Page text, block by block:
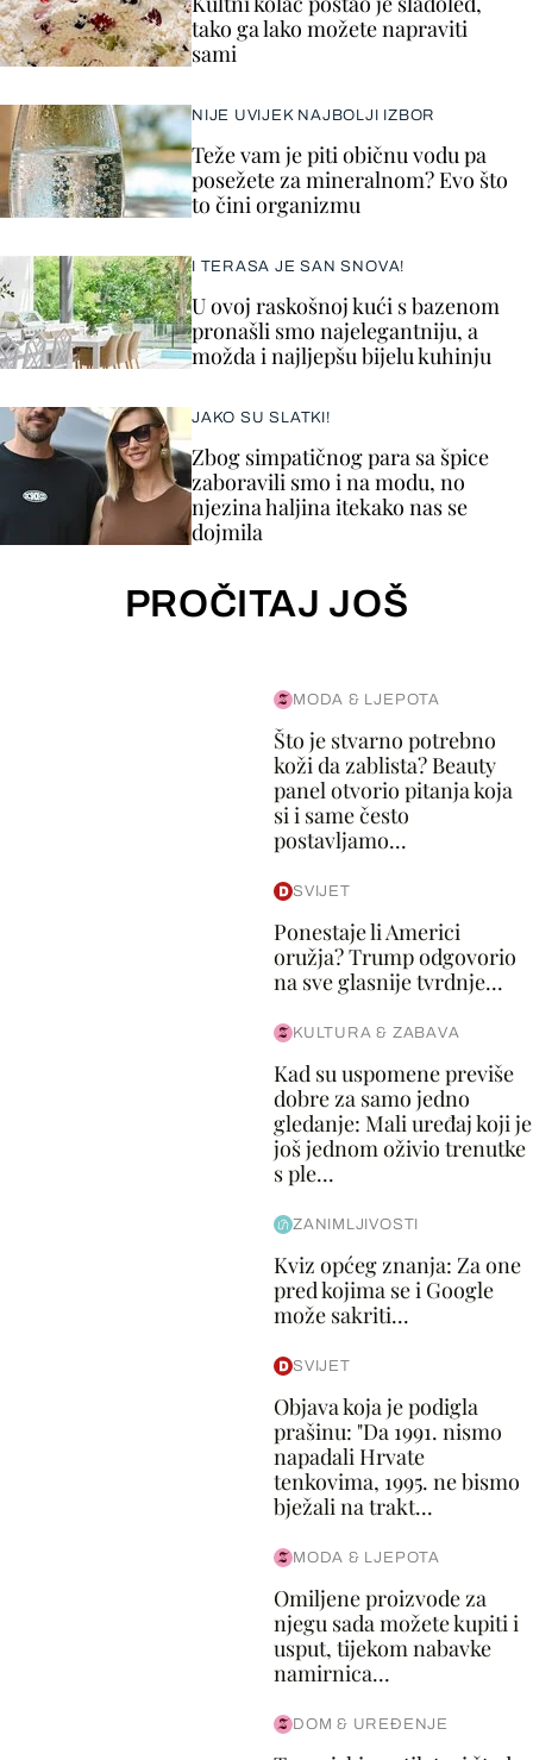
tako ga lako možete napraviti
sami
NIJE UVIJEK NAJBOLJI IZBOR
Teže vam je piti običnu vodu pa
posežete za mineralnom? Evo što
to čini organizmu
I TERASA JE SAN SNOVA!
U ovoj raskošnoj kući s bazenom
pronašli smo najelegantniju, a
možda i najljepšu bijelu kuhinju
JAKO SU SLATKI!
Zbog simpatičnog para sa špice
zaboravili smo i na modu, no
njezina haljina itekako nas se
dojmila
PROČITAJ JOŠ
MODA & LJEPOTA
Što je stvarno potrebno
koži da zablista? Beauty
panel otvorio pitanja koja
si i same često
postavljamo...
SVIJET
Ponestaje li Americi
oružja? Trump odgovorio
na sve glasnije tvrdnje...
KULTURA & ZABAVA
Kad su uspomene previše
dobre za samo jedno
gledanje: Mali uređaj koji je
još jednom oživio trenutke
s ple...
ZANIMLJIVOSTI
Kviz općeg znanja: Za one
pred kojima se i Google
može sakriti...
SVIJET
Objava koja je podigla
prašinu: "Da 1991. nismo
napadali Hrvate
tenkovima, 1995. ne bismo
bježali na trakt...
MODA & LJEPOTA
Omiljene proizvode za
njegu sada možete kupiti i
usput, tijekom nabavke
namirnica...
DOM & UREĐENJE